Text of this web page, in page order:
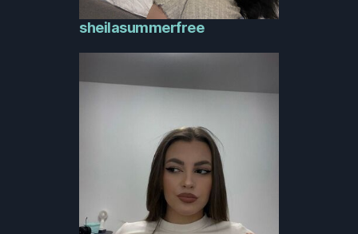
sheilasummerfree